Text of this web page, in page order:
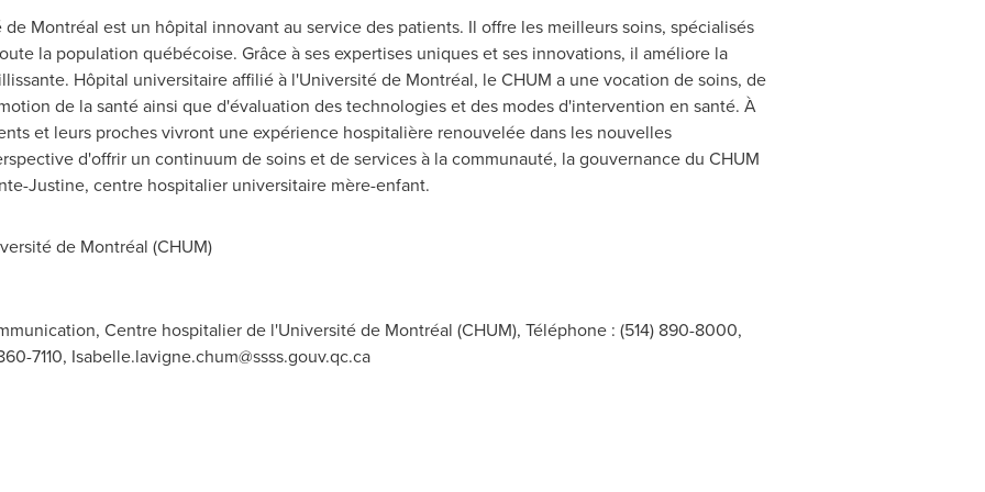
Montréal est un hôpital innovant au service des patients. Il offre les meilleurs soins, spécialisés
la population québécoise. Grâce à ses expertises uniques et ses innovations, il améliore la
Hôpital universitaire affilié à l'Université de Montréal, le CHUM a une vocation de soins, de
de la santé ainsi que d'évaluation des technologies et des modes d'intervention en santé. À
et leurs proches vivront une expérience hospitalière renouvelée dans les nouvelles
d'offrir un continuum de soins et de services à la communauté, la gouvernance du CHUM
Justine, centre hospitalier universitaire mère-enfant.
de Montréal (CHUM)
Centre hospitalier de l'Université de Montréal (CHUM), Téléphone : (514) 890-8000,
7110, Isabelle.lavigne.chum@ssss.gouv.qc.ca